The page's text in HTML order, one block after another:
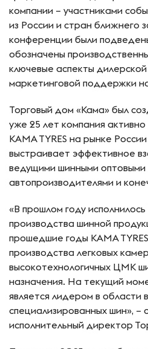
компании – участниками
из России и стран ближнего
конференции были
обозначены
ключевые аспекты
маркетинговой поддержки
Торговый дом «Кама» был
уже 25 лет компания
KAMA TYRES на рынке
выстраивает эффективное
ведущими шинными оптовыми
автопроизводителями и
«В прошлом году
производства шинной
прошедшие годы KAMA
производства легковых
высокотехнологичных ЦМК
назначения. На текущий
является лидером в области
специализированных шин»,
исполнительный директор